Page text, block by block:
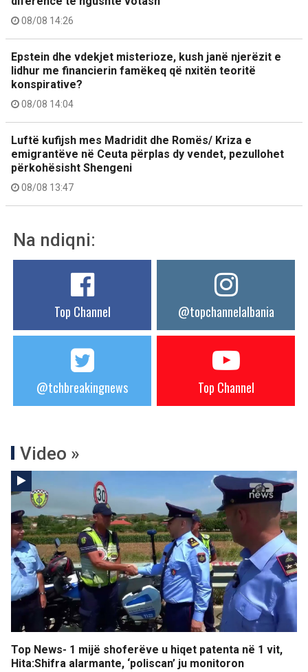
08/08 14:26
Epstein dhe vdekjet misterioze, kush janë njerëzit e
lidhur me financierin famëkeq që nxitën teoritë
konspirative?
08/08 14:04
Luftë kufijsh mes Madridit dhe Romës/ Kriza e
emigrantëve në Ceuta përplas dy vendet, pezullohet
përkohësisht Shengeni
08/08 13:47
Na ndiqni:
Top Channel @topchannelalbania
@tchbreakingnews Top Channel
Video »
Top News- 1 mijë shoferëve u hiqet patenta në 1 vit,
Hita:Shifra alarmante, ‘poliscan’ ju monitoron